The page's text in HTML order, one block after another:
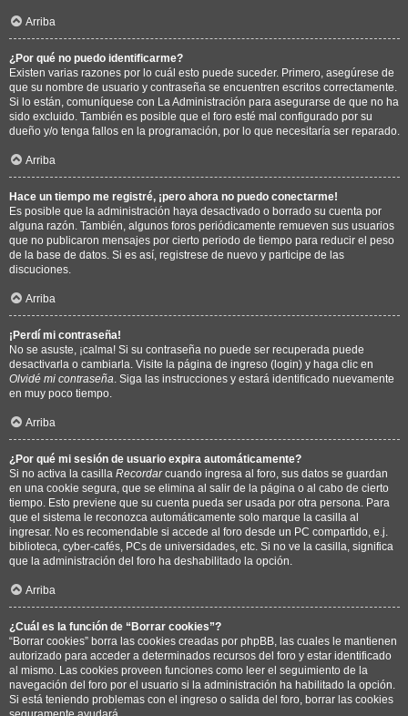
Arriba
¿Por qué no puedo identificarme?
Existen varias razones por lo cuál esto puede suceder. Primero, asegúrese de
que su nombre de usuario y contraseña se encuentren escritos correctamente.
Si lo están, comuníquese con La Administración para asegurarse de que no ha
sido excluido. También es posible que el foro esté mal configurado por su
dueño y/o tenga fallos en la programación, por lo que necesitaría ser reparado.
Arriba
Hace un tiempo me registré, ¡pero ahora no puedo conectarme!
Es posible que la administración haya desactivado o borrado su cuenta por
alguna razón. También, algunos foros periódicamente remueven sus usuarios
que no publicaron mensajes por cierto periodo de tiempo para reducir el peso
de la base de datos. Si es así, registrese de nuevo y participe de las
discuciones.
Arriba
¡Perdí mi contraseña!
No se asuste, ¡calma! Si su contraseña no puede ser recuperada puede
desactivarla o cambiarla. Visite la página de ingreso (login) y haga clic en
Olvidé mi contraseña . Siga las instrucciones y estará identificado nuevamente
en muy poco tiempo.
Arriba
¿Por qué mi sesión de usuario expira automáticamente?
Si no activa la casilla Recordarcuando ingresa al foro, sus datos se guardan
en una cookie segura, que se elimina al salir de la página o al cabo de cierto
tiempo. Esto previene que su cuenta pueda ser usada por otra persona. Para
que el sistema le reconozca automáticamente solo marque la casilla al
ingresar. No es recomendable si accede al foro desde un PC compartido, e.j.
biblioteca, cyber-cafés, PCs de universidades, etc. Si no ve la casilla, significa
que la administración del foro ha deshabilitado la opción.
Arriba
¿Cuál es la función de “Borrar cookies”?
“Borrar cookies” borra las cookies creadas por phpBB, las cuales le mantienen
autorizado para acceder a determinados recursos del foro y estar identificado
al mismo. Las cookies proveen funciones como leer el seguimiento de la
navegación del foro por el usuario si la administración ha habilitado la opción.
Si está teniendo problemas con el ingreso o salida del foro, borrar las cookies